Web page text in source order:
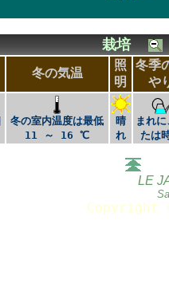
栽培
冬の気温
照
明
冬季
や
冬の室内温度は最低
11 ～ 16 ℃
晴
れ
まれ
たは
LE
Copyright